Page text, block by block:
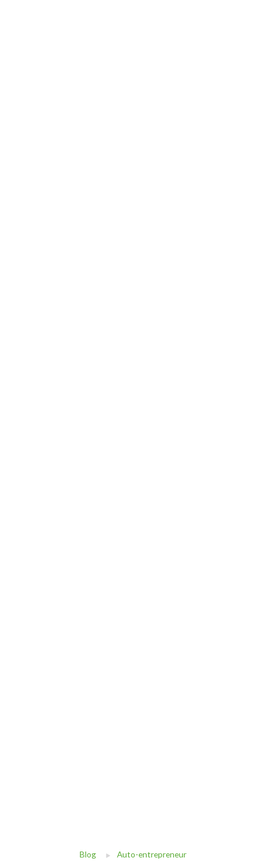
Blog Auto-entrepreneur